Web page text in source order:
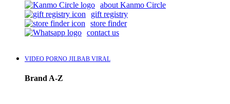
about Kanmo Circle
gift registry
store finder
contact us
VIDEO PORNO JILBAB VIRAL
Brand A-Z